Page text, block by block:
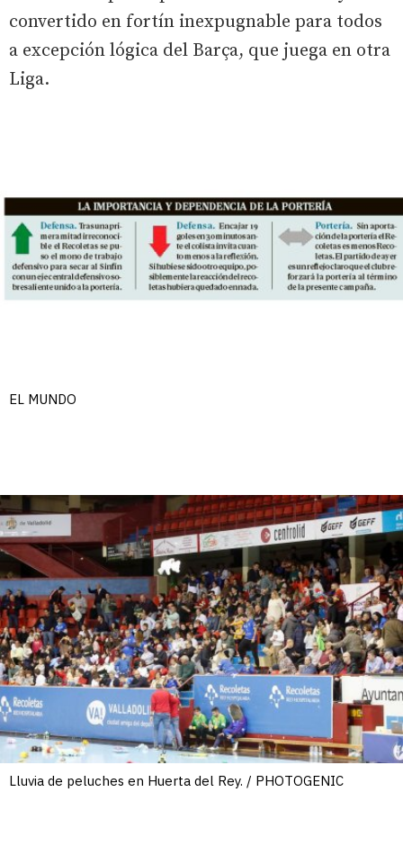
convertido en fortín inexpugnable para todos
a excepción lógica del Barça, que juega en otra
Liga.
EL MUNDO
Lluvia de peluches en Huerta del Rey. / PHOTOGENIC